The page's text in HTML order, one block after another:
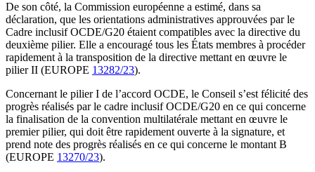
De son côté, la Commission européenne a estimé, dans sa
déclaration, que les orientations administratives approuvées par le
Cadre inclusif OCDE/G20 étaient compatibles avec la directive du
deuxième pilier. Elle a encouragé tous les États membres à procéder
rapidement à la transposition de la directive mettant en œuvre le
pilier II (EUROPE 13282/23).
Concernant le pilier I de l’accord OCDE, le Conseil s’est félicité des
progrès réalisés par le cadre inclusif OCDE/G20 en ce qui concerne
la finalisation de la convention multilatérale mettant en œuvre le
premier pilier, qui doit être rapidement ouverte à la signature, et
prend note des progrès réalisés en ce qui concerne le montant B
(EUROPE 13270/23).